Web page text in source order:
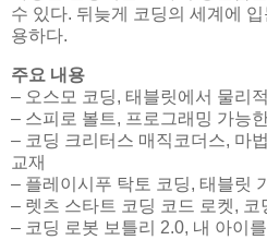
수 있다. 뒤늦게 코딩의 세계에
용하다.
주요 내용
– 오스모 코딩, 태블릿에서 물리
– 스피로 볼트, 프로그래밍 가능
– 코딩 크리터스 매직코더스, 마
교재
– 플레이시푸 탁토 코딩, 태블릿
– 렛츠 스타트 코딩 코드 로켓, 코
– 코딩 로봇 보틀리 2.0, 내 아이